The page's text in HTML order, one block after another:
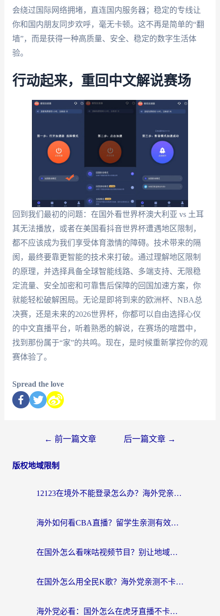
会绕过国际网络拥堵，直连国内服务器；稳定的专线让
你和国内朋友同步欢呼，毫无卡顿。这不再是简单的“翻
墙”，而是获得一种高质量、安全、稳定的数字生活体
验。
行动起来，重回中文解说赛场
回到我们最初的问题：在国外看世界杯澳大利亚 vs 土耳
其无法播放，或者在美国看抖音世界杯遭遇地区限制，
都不应该成为我们享受体育激情的障碍。技术带来的隔
阂，最终要靠更智能的技术来打破。通过理解地区限制
的原理，并选择具备全球智能线路、多端支持、无限稳
定流量、安全加密和可靠售后保障的回国加速方案，你
就能轻松破解困局。无论是即将到来的欧洲杯、NBA总
决赛，还是未来的2026世界杯，你都可以自由选择心仪
的中文直播平台，听着熟悉的解说，在赛场的喧嚣中，
找到那份属于“家”的共鸣。现在，是时候重新掌控你的观
赛体验了。
Spread the love
← 前一篇文章 后一篇文章 →
版权地域限制
12123在境外不能登录怎么办？海外党亲测有效的回国加速方案
海外如何看CBA直播？留学生亲测有效的体育赛事观看指南
在国外怎么看咪咕视频节目？别让地域限制挡住你的追剧自由
在国外怎么用全民K歌？海外党亲测不卡顿的回国加速秘籍
海外党必看：国外怎么在虎牙直播不卡顿？附腾讯视频网易云音乐解决方案